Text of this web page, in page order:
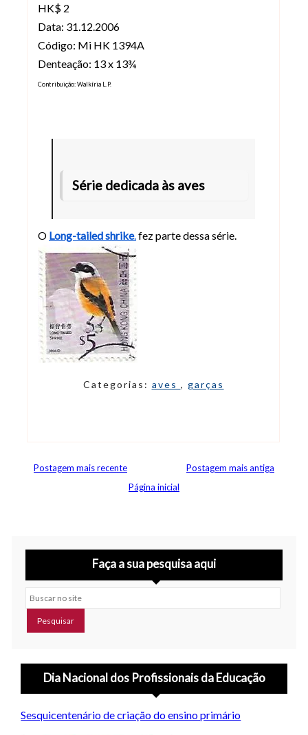
HK$ 2
Data: 31.12.2006
Código: Mi HK 1394A
Denteação: 13 x 13¾
Contribuição:Walkíria L.P.
Série dedicada às aves
O Long-tailed shrike. fez parte dessa série.
Categorias: aves , garças
Postagem mais recente
Postagem mais antiga
Página inicial
Faça a sua pesquisa aqui
Buscar no site
Dia Nacional dos Profissionais da Educação
Sesquicentenário de criação do ensino primário